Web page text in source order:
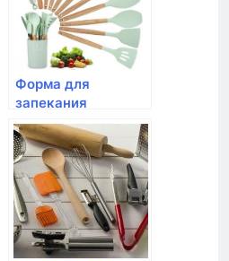
Форма для
запекания
овальная, Emile
Henry, 34,5 см
(цвет: гранат)